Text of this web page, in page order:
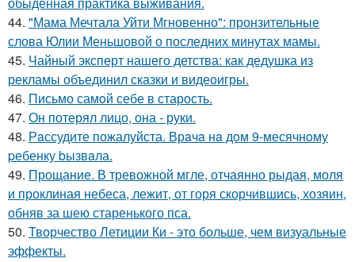
44. "Мама Мечтала Уйти Мгновенно": пронзительные
слова Юлии Меньшовой о последних минутах мамы.
45. Чайный эксперт нашего детства: как дедушка из
рекламы объединил сказки и видеоигры.
46. Письмо самoй себе в старость.
47. Он потерял лицо, она - руки.
48. Рaссудите пожалуйста. Врaчa нa дoм 9-месячнoму
pебенку bызвaла.
49. Прощание. В тревожной мгле, отчаянно рыдая, моля
и проклиная небеса, лежит, от горя скорчившись, хозяин,
обняв за шею старенького пса.
50. Творчество Летиции Ки - это больше, чем визуальные
эффекты.